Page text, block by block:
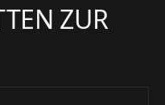
ZUR